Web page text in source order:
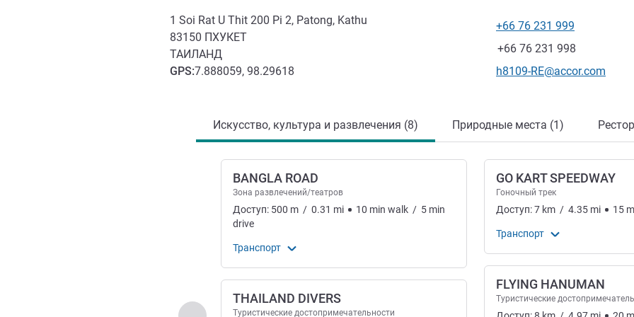
1 Soi Rat U Thit 200 Pi 2, Patong, Kathu
83150 ПХУКЕТ
ТАИЛАНД
GPS:7.888059, 98.29618
Телефон
+66 76 231 999
Факс
+66 76 231 998
Контактный адрес
h8109-RE@accor.com
Искусство, культура и развлечения (8) Природные места (1)
Назад - Искусство, культура и развлечения
BANGLA ROAD
Зона развлечений/театров
Доступ: 500 m / 0.31 mi 10 min walk / 5 min
drive
Транспорт
THAILAND DIVERS
Туристические достопримечательности
GO KART SPEEDWAY
Гоночный трек
Доступ:7 km / 4.35 mi 15
Транспорт
FLYING HANUMAN
Туристические